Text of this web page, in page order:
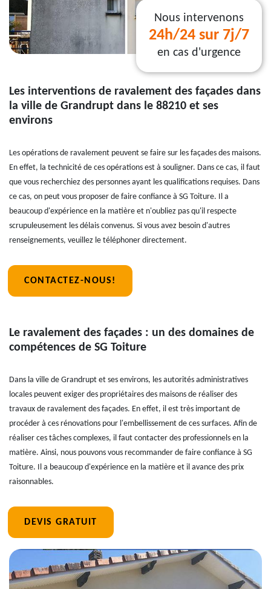
Nous intervenons
24h/24 sur 7j/7
en cas d'urgence
Les interventions de ravalement des façades dans
la ville de Grandrupt dans le 88210 et ses
environs
Les opérations de ravalement peuvent se faire sur les façades des maisons.
En effet, la technicité de ces opérations est à souligner. Dans ce cas, il faut
que vous recherchiez des personnes ayant les qualifications requises. Dans
ce cas, on peut vous proposer de faire confiance à SG Toiture. Il a
beaucoup d'expérience en la matière et n'oubliez pas qu'il respecte
scrupuleusement les délais convenus. Si vous avez besoin d'autres
renseignements, veuillez le téléphoner directement.
CONTACTEZ-NOUS!
Le ravalement des façades : un des domaines de
compétences de SG Toiture
Dans la ville de Grandrupt et ses environs, les autorités administratives
locales peuvent exiger des propriétaires des maisons de réaliser des
travaux de ravalement des façades. En effet, il est très important de
procéder à ces rénovations pour l'embellissement de ces surfaces. Afin de
réaliser ces tâches complexes, il faut contacter des professionnels en la
matière. Ainsi, nous pouvons vous recommander de faire confiance à SG
Toiture. Il a beaucoup d'expérience en la matière et il avance des prix
raisonnables.
DEVIS GRATUIT